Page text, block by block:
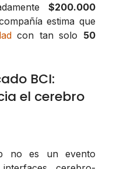
$200.000
estima que
con tan solo 50
BCI:
el cerebro
no es un evento